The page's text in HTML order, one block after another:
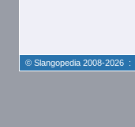
© Slangopedia 2008-2026 :